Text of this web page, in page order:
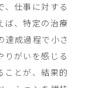
、仕事に対する
ば、特定の治療
達成過程で小さ
りがいを感じる
ことが、結果的